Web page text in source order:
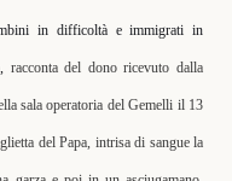
in difficoltà e immigrati in
racconta del dono ricevuto dalla
sala operatoria del Gemelli il 13
del Papa, intrisa di sangue la